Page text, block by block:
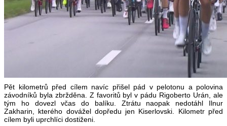
Pět kilometrů před cílem navíc přišel pád v pelotonu a polovina
závodníků byla zbržděna. Z favoritů byl v pádu Rigoberto Urán, ale
tým ho dovezl včas do balíku. Ztrátu naopak nedotáhl Ilnur
Zakharin, kterého dovážel dopředu jen Kiserlovski. Kilometr před
cílem byli uprchlíci dostiženi.